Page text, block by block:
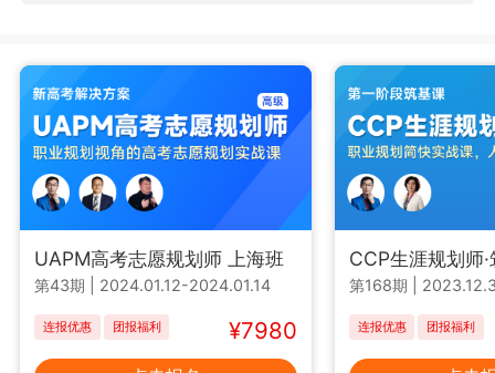
UAPM高考志愿规划师 上海班
第43期 2024.01.12-2024.01.14
连报优惠 团报福利 ¥7980
CCP生涯规划师
第168期
连报优惠 团报福利